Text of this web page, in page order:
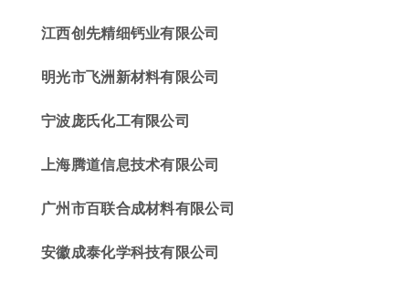
江西创先精细钙业有限公司
明光市飞洲新材料有限公司
宁波庞氏化工有限公司
上海腾道信息技术有限公司
广州市百联合成材料有限公司
安徽成泰化学科技有限公司